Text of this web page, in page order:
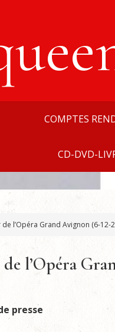
COMPTES
CD-DVD-
l’Opéra Grand Avignon (6-12-
l’Opéra
presse